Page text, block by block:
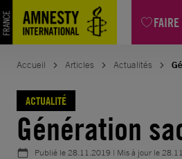
Aller
au
contenu
Accueil Articles Actualités
ACTUALITÉ
Génération
Publié le28.11.2019 | Mis à jour le